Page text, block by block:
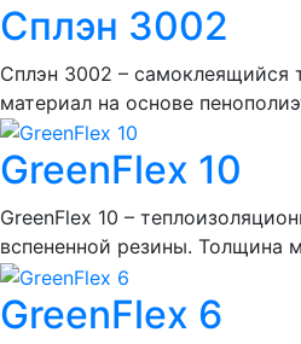
Сплэн 3002
Сплэн 3002 – самоклеящийся
материал на основе
GreenFlex 10
GreenFlex 10 –
вспененной резины. Толщина
GreenFlex 6